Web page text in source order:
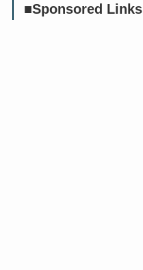
■Sponsored Links